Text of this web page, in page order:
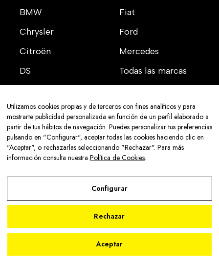
BMW
Chrysler
Citroën
DS
Fiat
Ford
Mercedes
Todas las marcas
Aviso legal
Política de privacidad
Política de cookies
Utilizamos cookies propias y de terceros con fines analíticos y para
mostrarte publicidad personalizada en función de un perfil elaborado a
partir de tus hábitos de navegación. Puedes personalizar tus preferencias
pulsando en "Configurar", aceptar todas las cookies haciendo clic en
"Aceptar", o rechazarlas seleccionando "Rechazar". Para más
información consulta nuestra Política de Cookies.
Configurar
Rechazar
Aceptar
Aviso Legal
Política de Privacidad